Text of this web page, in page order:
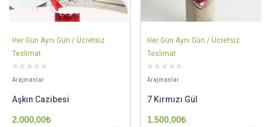
Her Gün Aynı Gün / Ücretsiz
Teslimat
Arajmanlar
Aşkın Cazibesi
2.000,00₺
Her Gün Aynı Gün / Ücretsiz
Teslimat
Arajmanlar
7 Kırmızı Gül
1.500,00₺